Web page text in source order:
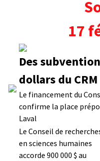
17
Des
dollars du CRM
Le financement du
confirme la place
Laval
Le Conseil de
en sciences humaines
accorde 900 000 $ au